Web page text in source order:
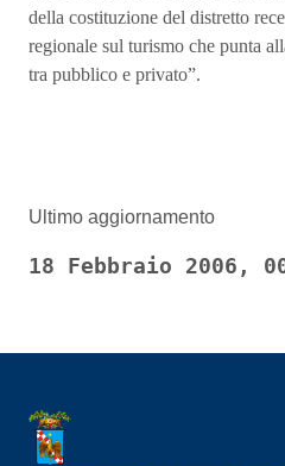
della costituzione del distretto
regionale sul turismo che punta
tra pubblico e privato”.
Ultimo aggiornamento
18 Febbraio 2006,